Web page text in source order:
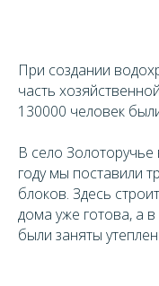
При создании
часть
130000 человек
В село Золоторучье
году мы поставили
блоков. Здесь
дома уже готова, а
были заняты